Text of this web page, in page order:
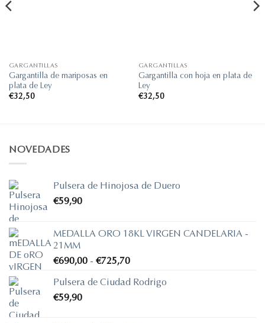
GARGANTILLAS
Gargantilla de mariposas en
plata de Ley
€32,50
GARGANTILLAS
Gargantilla con hoja en plata de
Ley
€32,50
NOVEDADES
Pulsera de Hinojosa de Duero
€59,90
MEDALLA ORO 18KL VIRGEN CANDELARIA -
21MM
€690,00 - €725,70Rango
precios:
Pulsera de Ciudad Rodrigo
€59,90